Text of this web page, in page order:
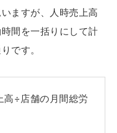
ますが、人時売上高
間を一括りにして計
です。
高÷店舗の月間総労